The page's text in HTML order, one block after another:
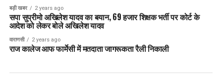
बड़ी खबर 2 years ago
सपा सुप्रीमो अखिलेश यादव का बयान, 69 हजार शिक्षक भर्ती पर कोर्ट के
आदेश को लेकर बोले अखिलेश यादव
वाराणसी 2 years ago
राज कालेज आफ फार्मेसी में मतदाता जागरूकता रैली निकाली